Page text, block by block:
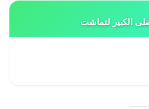
الكبير لتماشت